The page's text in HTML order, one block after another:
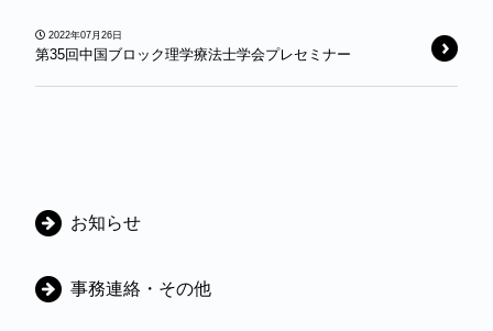
2022年07月26日
第35回中国ブロック理学療法士学会プレセミナー
カ
ゴ
お知らせ
事務連絡・その他